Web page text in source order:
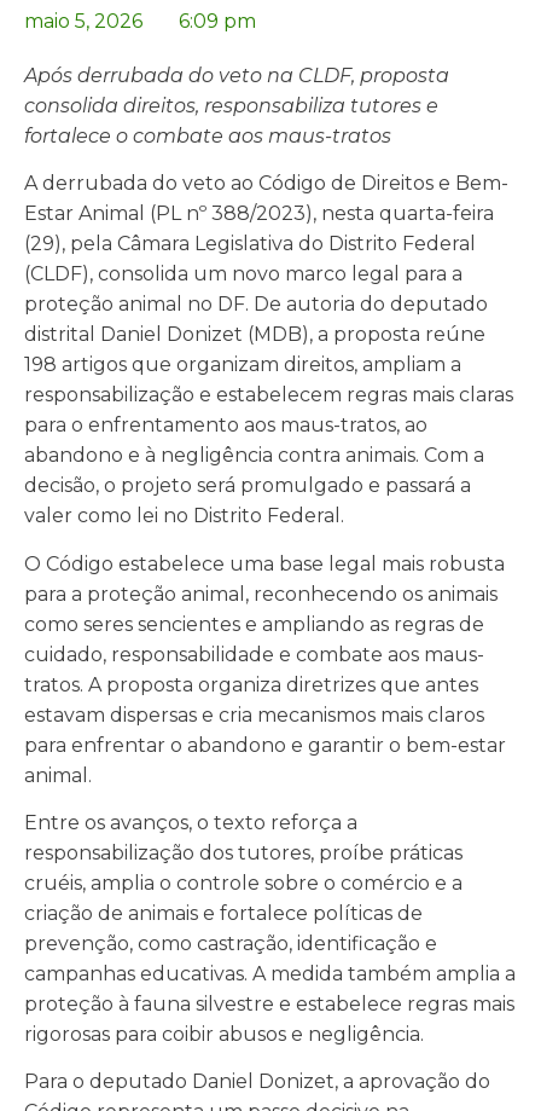
maio 5, 2026 6:09 pm
Após derrubada do veto na CLDF, proposta
consolida direitos, responsabiliza tutores e
fortalece o combate aos maus-tratos
A derrubada do veto ao Código de Direitos e Bem-
Estar Animal (PL nº 388/2023), nesta quarta-feira
(29), pela Câmara Legislativa do Distrito Federal
(CLDF), consolida um novo marco legal para a
proteção animal no DF. De autoria do deputado
distrital Daniel Donizet (MDB), a proposta reúne
198 artigos que organizam direitos, ampliam a
responsabilização e estabelecem regras mais claras
para o enfrentamento aos maus-tratos, ao
abandono e à negligência contra animais. Com a
decisão, o projeto será promulgado e passará a
valer como lei no Distrito Federal.
O Código estabelece uma base legal mais robusta
para a proteção animal, reconhecendo os animais
como seres sencientes e ampliando as regras de
cuidado, responsabilidade e combate aos maus-
tratos. A proposta organiza diretrizes que antes
estavam dispersas e cria mecanismos mais claros
para enfrentar o abandono e garantir o bem-estar
animal.
Entre os avanços, o texto reforça a
responsabilização dos tutores, proíbe práticas
cruéis, amplia o controle sobre o comércio e a
criação de animais e fortalece políticas de
prevenção, como castração, identificação e
campanhas educativas. A medida também amplia a
proteção à fauna silvestre e estabelece regras mais
rigorosas para coibir abusos e negligência.
Para o deputado Daniel Donizet, a aprovação do